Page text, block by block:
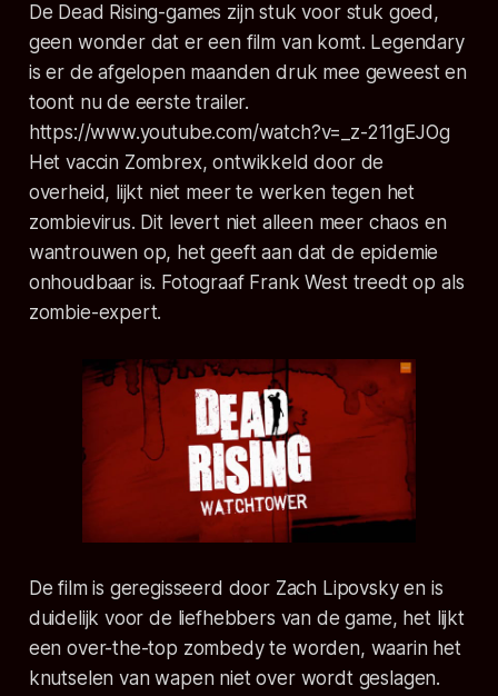
De Dead Rising-games zijn stuk voor stuk goed,
geen wonder dat er een film van komt. Legendary
is er de afgelopen maanden druk mee geweest en
toont nu de eerste trailer.
https://www.youtube.com/watch?v=_z-211gEJOg
Het vaccin Zombrex, ontwikkeld door de
overheid, lijkt niet meer te werken tegen het
zombievirus. Dit levert niet alleen meer chaos en
wantrouwen op, het geeft aan dat de epidemie
onhoudbaar is. Fotograaf Frank West treedt op als
zombie-expert.
De film is geregisseerd door Zach Lipovsky en is
duidelijk voor de liefhebbers van de game, het lijkt
een over-the-top zombedy te worden, waarin het
knutselen van wapen niet over wordt geslagen.